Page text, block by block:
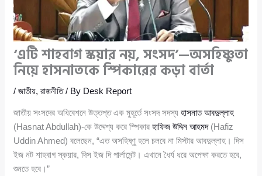
‘এটি শাহবাগ স্কয়ার নয়, সংসদ’—অসহিষ্ণুতা
নিয়ে হাসনাতকে স্পিকারের কড়া বার্তা
/জাতীয়,রাজনীতি/ By Desk Report
জাতীয় সংসদের অধিবেশনে উত্তপ্ত এক মুহূর্তে সংসদ সদস্যহাসনাত আবদুল্লাহ
(Hasnat Abdullah)-কে উদ্দেশ্য করে স্পিকারহাফিজ উদ্দিন আহমদ(Hafiz
Uddin Ahmed) বলেছেন, “এত অসহিষ্ণু হলে চলবে না মিস্টার আবদুল্লাহ। দিস
ইজ নট শাহবাগ স্কয়ার, দিস ইজ দি পার্লামেন্ট। এখানে ধৈর্য ধরে অপেক্ষা করতে হবে,
শুনতে হবে।”